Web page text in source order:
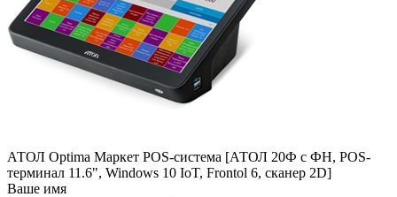
АТОЛ Optima Маркет POS-система [АТОЛ 20Ф c ФН, POS-
терминал 11.6", Windows 10 IoT, Frontol 6, сканер 2D]
Ваше имя